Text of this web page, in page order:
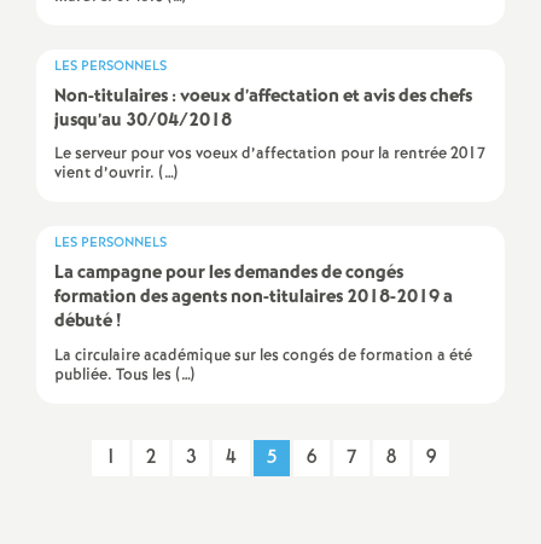
LES PERSONNELS
Non-titulaires : voeux d’affectation et avis des chefs
jusqu’au 30/04/2018
Le serveur pour vos voeux d’affectation pour la rentrée 2017
vient d’ouvrir. (…)
LES PERSONNELS
La campagne pour les demandes de congés
formation des agents non-titulaires 2018-2019 a
débuté!
La circulaire académique sur les congés de formation a été
publiée. Tous les (…)
1 2 3 4 5 6 7 8 9